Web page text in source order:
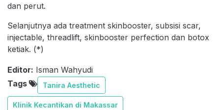
dan perut.
Selanjutnya ada treatment skinbooster, subsisi scar,
injectable, threadlift, skinbooster perfection dan botox
ketiak. (*)
Editor: Isman Wahyudi
Tags
Tanira Aesthetic
Klinik Kecantikan di Makassar